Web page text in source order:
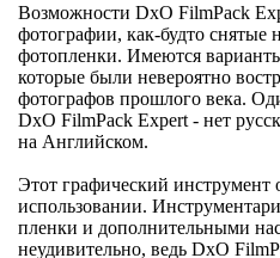
Возможности DxO FilmPack
фотографии, как-будто снятые
фотопленки. Имеются
которые были невероятно
фотографов прошлого века.
DxO FilmPack Expert - нет
на Английском.
Этот графический инструмент
использовании.
пленки и дополнительными
неудивительно, ведь DxO